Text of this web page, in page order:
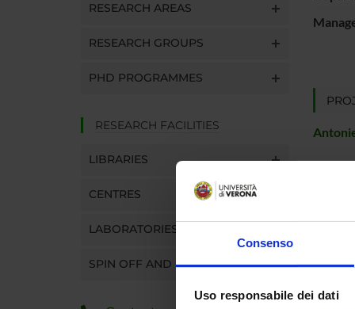
Consenso
Uso responsabile dei dati
RESEARCH AREAS
RESEARCH GROUPS
PHD PROGRAMMES
RESEARCH FACILITIES
LIBRARIES
CENTRES
LABORATORIES
SPIN OFF AND COMPANIES